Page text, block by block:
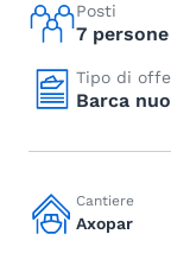
Posti
7 persone
Tipo di
Barca
Cantiere
Axopar